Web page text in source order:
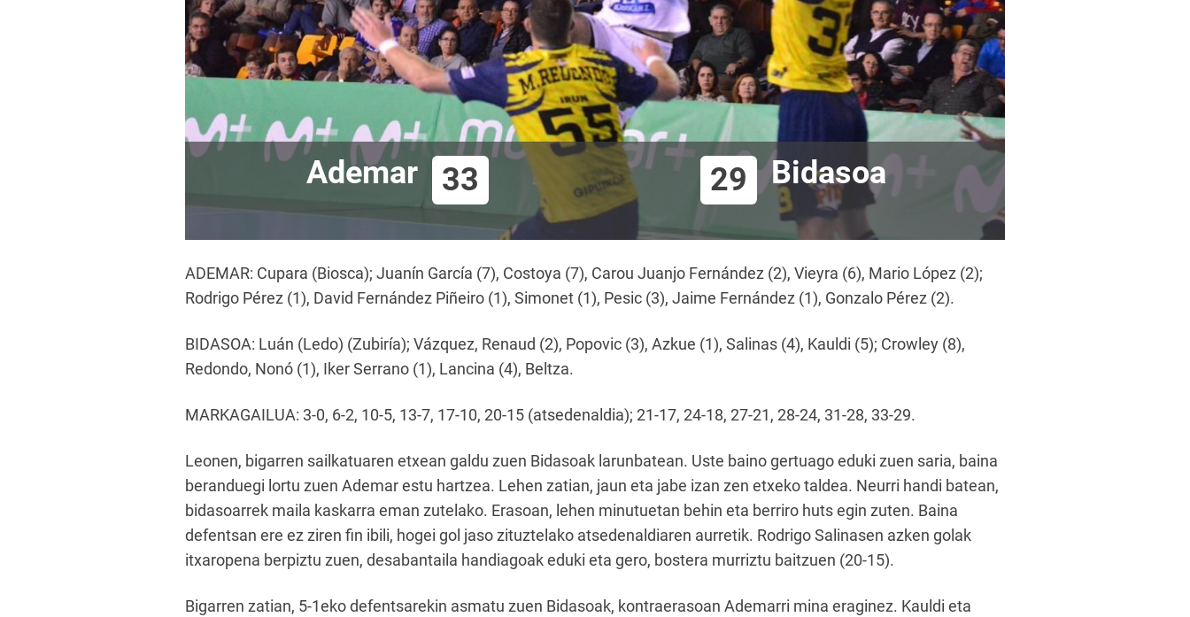
Ademar 33 29 Bidasoa
ADEMAR: Cupara (Biosca); Juanín García (7), Costoya (7), Carou Juanjo Fernández (2), Vieyra (6), Mario López (2);
Rodrigo Pérez (1), David Fernández Piñeiro (1), Simonet (1), Pesic (3), Jaime Fernández (1), Gonzalo Pérez (2).
BIDASOA: Luán (Ledo) (Zubiría); Vázquez, Renaud (2), Popovic (3), Azkue (1), Salinas (4), Kauldi (5); Crowley (8),
Redondo, Nonó (1), Iker Serrano (1), Lancina (4), Beltza.
MARKAGAILUA: 3-0, 6-2, 10-5, 13-7, 17-10, 20-15 (atsedenaldia); 21-17, 24-18, 27-21, 28-24, 31-28, 33-29.
Leonen, bigarren sailkatuaren etxean galdu zuen Bidasoak larunbatean. Uste baino gertuago eduki zuen saria, baina
beranduegi lortu zuen Ademar estu hartzea. Lehen zatian, jaun eta jabe izan zen etxeko taldea. Neurri handi batean,
bidasoarrek maila kaskarra eman zutelako. Erasoan, lehen minutuetan behin eta berriro huts egin zuten. Baina
defentsan ere ez ziren fin ibili, hogei gol jaso zituztelako atsedenaldiaren aurretik. Rodrigo Salinasen azken golak
itxaropena berpiztu zuen, desabantaila handiagoak eduki eta gero, bostera murriztu baitzuen (20-15).
Bigarren zatian, 5-1eko defentsarekin asmatu zuen Bidasoak, kontraerasoan Ademarri mina eraginez. Kauldi eta